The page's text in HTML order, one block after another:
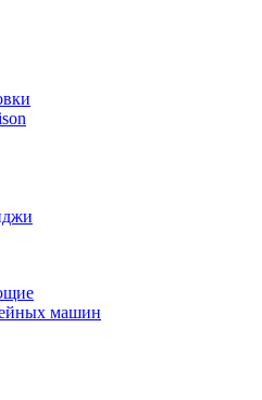
машин